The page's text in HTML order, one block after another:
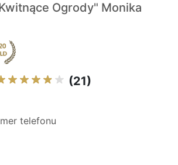
Ogrody" Monika
(21)
telefonu